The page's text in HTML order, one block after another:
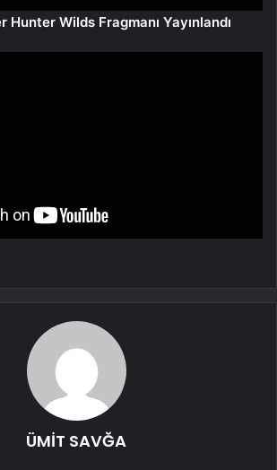
Hunter Wilds Fragmanı Yayınlandı
ÜMİT SAVĞA